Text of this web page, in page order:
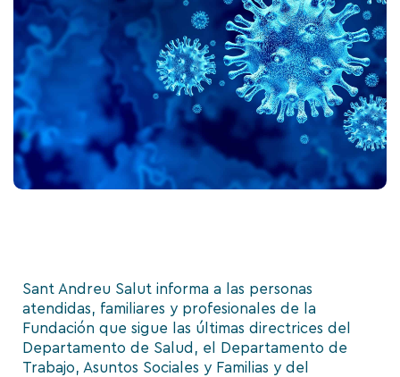
Sant Andreu Salut informa a las personas
atendidas, familiares y profesionales de la
Fundación que sigue las últimas directrices del
Departamento de Salud, el Departamento de
Trabajo, Asuntos Sociales y Familias y del